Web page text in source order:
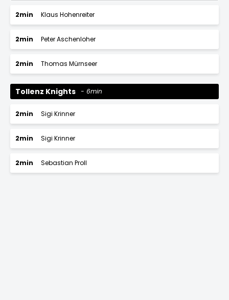
2min Klaus Hohenreiter
2min Peter Aschenloher
2min Thomas Mürnseer
Tollenz Knights 6min
2min Sigi Krinner
2min Sigi Krinner
2min Sebastian Proll